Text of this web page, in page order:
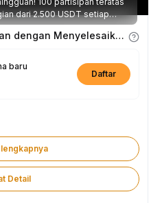
dari 2.500 USDT setiap
Dapatkan Poin Pengalaman dengan Menyelesaikan Tugas
baru
Daftar
Detail